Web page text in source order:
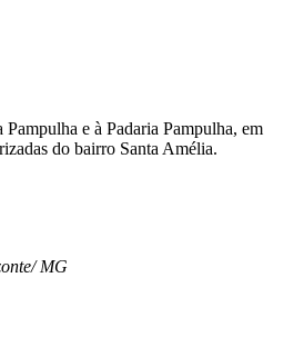
e à Padaria Pampulha, em
do bairro Santa Amélia.
MG